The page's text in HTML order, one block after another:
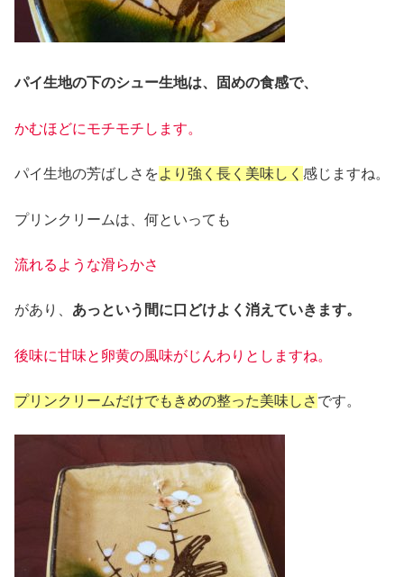
パイ生地の下のシュー生地は、固めの食感で、
かむほどにモチモチします。
パイ生地の芳ばしさをより強く長く美味しく 感じますね。
プリンクリームは、何といっても
流れるような滑らかさ
があり、 あっという間に口どけよく消えていきます。
後味に甘味と卵黄の風味がじんわりとしますね。
プリンクリームだけでもきめの整った美味しさ です。